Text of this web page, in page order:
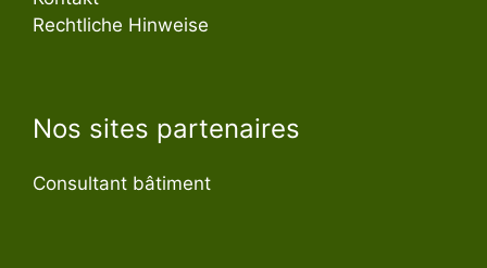
Rechtliche Hinweise
Nos sites partenaires
Consultant bâtiment